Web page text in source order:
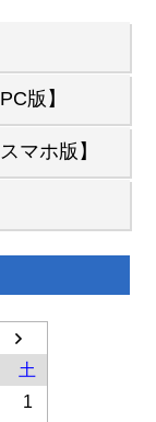
版】
マホ版】
土
1